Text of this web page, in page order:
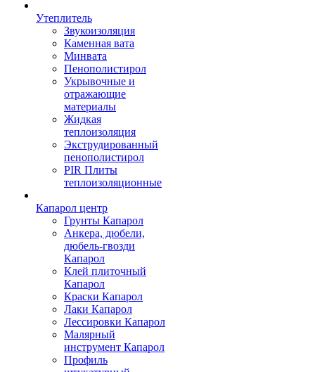
Утеплитель
Звукоизоляция
Каменная вата
Минвата
Пенополистирол
Укрывочные и
отражающие
материалы
Жидкая
теплоизоляция
Экструдированный
пенополистирол
PIR Плиты
теплоизоляционные
Капарол центр
Грунты Капарол
Анкера, дюбели,
дюбель-гвозди
Капарол
Клей плиточный
Капарол
Краски Капарол
Лаки Капарол
Лессировки Капарол
Малярный
инструмент Капарол
Профиль